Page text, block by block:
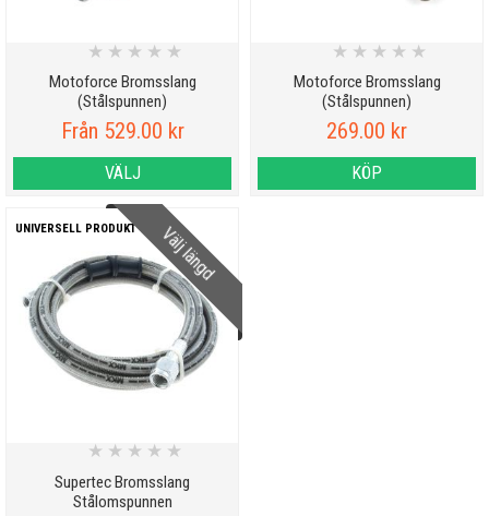
Motoforce Bromsslang
(Stålspunnen)
★ ★ ★ ★ ★
Från 529.00 kr
VÄLJ
Motoforce Bromsslang
(Stålspunnen)
★ ★ ★ ★ ★
269.00 kr
KÖP
Välj längd
UNIVERSELL PRODUKT
Supertec Bromsslang
Stålomspunnen
★ ★ ★ ★ ★